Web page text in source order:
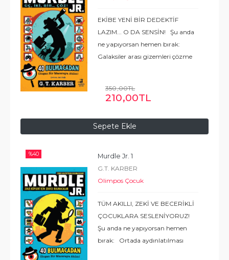
Sepete Ekle
EKİBE YENİ BİR DEDEKTİF
LAZIM... O DA SENSİN! Şu anda
ne yapıyorsan hemen bırak:
Galaksiler arası gizemleri çözme
bulmaca fenomeninden
serisinde...Devamı
350,00TL
210,00TL
%40
Murdle Jr. 1
G.T. KARBER
Olimpos Çocuk
TÜM AKILLI, ZEKİ VE BECERİKLİ
ÇOCUKLARA SESLENİYORUZ!
Şu anda ne yapıyorsan hemen
bırak: Ortada aydınlatılması